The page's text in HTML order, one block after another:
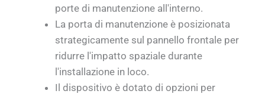
porte di manutenzione all'interno.
La porta di manutenzione è posizionata
strategicamente sul pannello frontale per
ridurre l'impatto spaziale durante
l'installazione in loco.
Il dispositivo è dotato di opzioni per